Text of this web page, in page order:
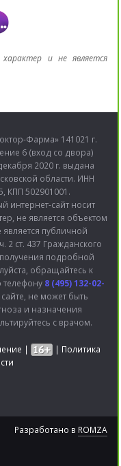
и не является
Фарма» 141021 г.
6 (вход со двора)
2020 г. выдана
области. ИНН
КПП 502901001.
интернет-сайт носит
не является объектом
публичной
ст. 437 Гражданского
подробной
обращайтесь к
8 (495) 132-02-
не может быть
и назначения
с врачом.
| | Политика
Разработано в ROMZA